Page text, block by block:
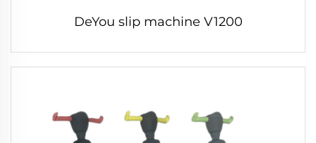
DeYou slip machine V1200